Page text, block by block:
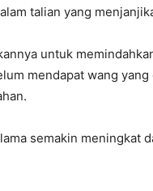
talian yang
untuk
mendapat wang
semakin meningkat